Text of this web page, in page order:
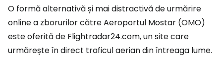
O formă alternativă și mai distractivă de urmărire
online a zborurilor către Aeroportul Mostar (OMO)
este oferită de Flightradar24.com, un site care
urmărește în direct traficul aerian din întreaga lume.